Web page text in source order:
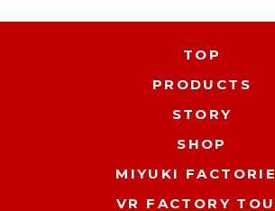
TOP
PRODUCTS
STORY
SHOP
MIYUKI
VR FACTORY